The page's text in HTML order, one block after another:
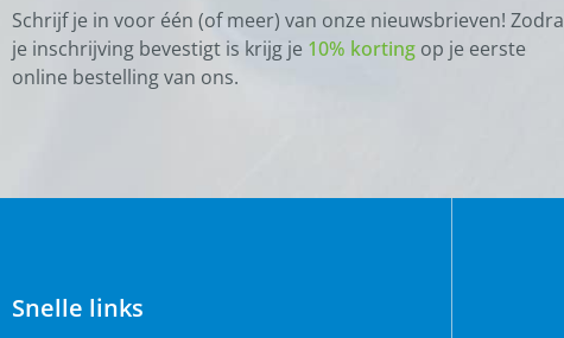
Schrijf je in voor één (of meer) van onze nieuwsbrieven! Zodra
je inschrijving bevestigt is krijg je 10% korting op je eerste
online bestelling van ons.
Snelle links